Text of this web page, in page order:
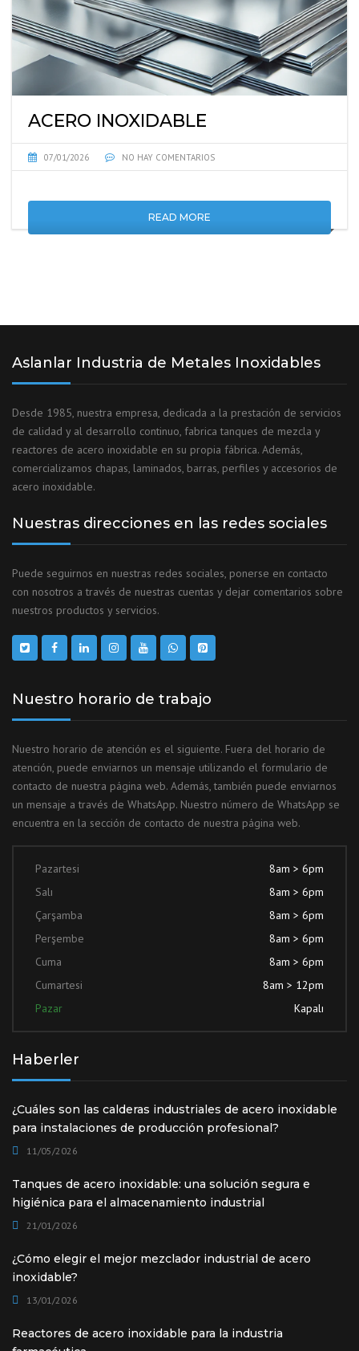
ACERO INOXIDABLE
07/01/2026 NO HAY COMENTARIOS
READ MORE
Aslanlar Industria de Metales Inoxidables
Desde 1985, nuestra empresa, dedicada a la prestación de servicios
de calidad y al desarrollo continuo, fabrica tanques de mezcla y
reactores de acero inoxidable en su propia fábrica. Además,
comercializamos chapas, laminados, barras, perfiles y accesorios de
acero inoxidable.
Nuestras direcciones en las redes sociales
Puede seguirnos en nuestras redes sociales, ponerse en contacto
con nosotros a través de nuestras cuentas y dejar comentarios sobre
nuestros productos y servicios.
Nuestro horario de trabajo
Nuestro horario de atención es el siguiente. Fuera del horario de
atención, puede enviarnos un mensaje utilizando el formulario de
contacto de nuestra página web. Además, también puede enviarnos
un mensaje a través de WhatsApp. Nuestro número de WhatsApp se
encuentra en la sección de contacto de nuestra página web.
Pazartesi
8am > 6pm
Salı
8am > 6pm
Çarşamba
8am > 6pm
Perşembe
8am > 6pm
Cuma
8am > 6pm
Cumartesi
8am > 12pm
Pazar
Kapalı
Haberler
¿Cuáles son las calderas industriales de acero inoxidable
para instalaciones de producción profesional?
11/05/2026
Tanques de acero inoxidable: una solución segura e
higiénica para el almacenamiento industrial
21/01/2026
¿Cómo elegir el mejor mezclador industrial de acero
inoxidable?
13/01/2026
Reactores de acero inoxidable para la industria